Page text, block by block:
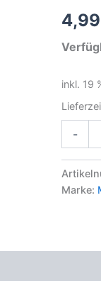
4,99
inkl. 19
-
Menge
Marke: